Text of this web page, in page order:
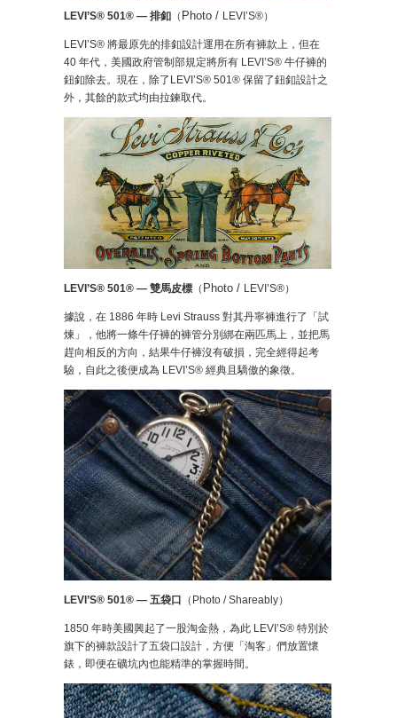
LEVI’S® 501® — 排釦 （ Photo / LEVI’S®）
LEVI’S® 將最原先的排釦設計運用在所有褲款上，但在
40 年代，美國政府管制部規定將所有 LEVI’S® 牛仔褲的
鈕釦除去。現在，除了LEVI’S® 501® 保留了鈕釦設計之
外，其餘的款式均由拉鍊取代。
LEVI’S® 501® — 雙馬皮標 （ Photo / LEVI’S®）
據說，在 1886 年時 Levi Strauss 對其丹寧褲進行了「試
煉」，他將一條牛仔褲的褲管分別綁在兩匹馬上，並把馬
趕向相反的方向，結果牛仔褲沒有破損，完全經得起考
驗，自此之後便成為 LEVI’S® 經典且驕傲的象徵。
LEVI’S® 501® — 五袋口 （Photo / Shareably）
1850 年時美國興起了一股淘金熱，為此 LEVI’S® 特別於
旗下的褲款設計了五袋口設計，方便「淘客」們放置懷
錶，即便在礦坑內也能精準的掌握時間。